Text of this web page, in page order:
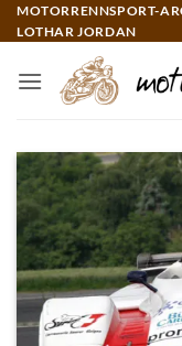
Zum
Inhalt
MOTORRENNSPORT-
LOTHAR JORDAN